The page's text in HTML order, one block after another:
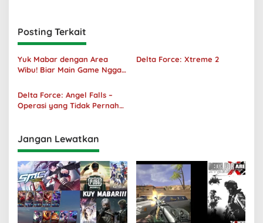
Posting Terkait
Yuk Mabar dengan Area
Wibu! Biar Main Game Nggak
Delta Force: Xtreme 2
Delta Force: Angel Falls –
Operasi yang Tidak Pernah
Jangan Lewatkan